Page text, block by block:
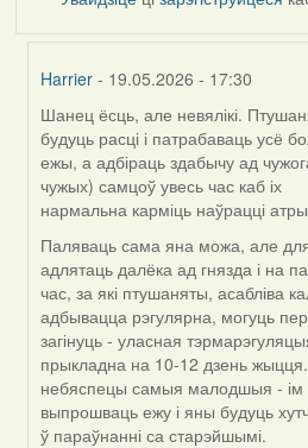
Harrier - 19.05.2026 - 17:30
In
reply
to
by
Snezhinka
Шанец ёсць, але невялікі.
будуць расці і патрабаваць усё
ежы, а адбіраць здабычу ад
чужых) самцоў увесь час каб іх
нармальна карміць наўрацці
Паляваць сама яна можа, але для
адлятаць далёка ад гнязда і на
час, за які птушаняты, асабліва
адбывацца рэгулярна, могуць
загінуць - уласная
прыкладна на 10-12 дзень
небяспецы самыя малодшыя - ім
выпрошваць ежу і яны будуць
ў параўнанні са старэйшымі.